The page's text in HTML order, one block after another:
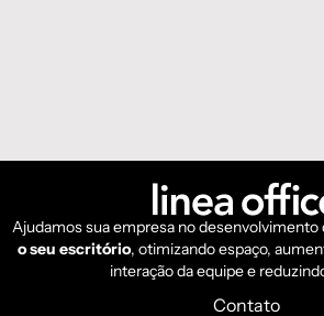
Ajudamos sua empresa no desenvolvimento
o seu escritório, otimizando espaço,
interação da equipe e
Contato